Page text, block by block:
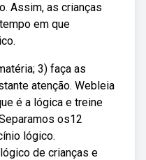
Assim, as crianças
em que
3) faça as
atenção. Webleia
é a lógica e treine
os12
lógico.
de crianças e